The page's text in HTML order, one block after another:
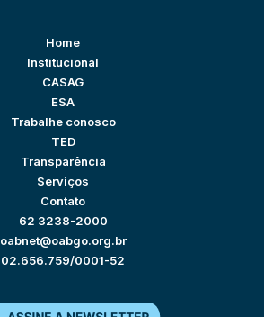
Home
Institucional
CASAG
ESA
Trabalhe conosco
TED
Transparência
Serviços
Contato
62 3238-2000
oabnet@oabgo.org.br
02.656.759/0001-52